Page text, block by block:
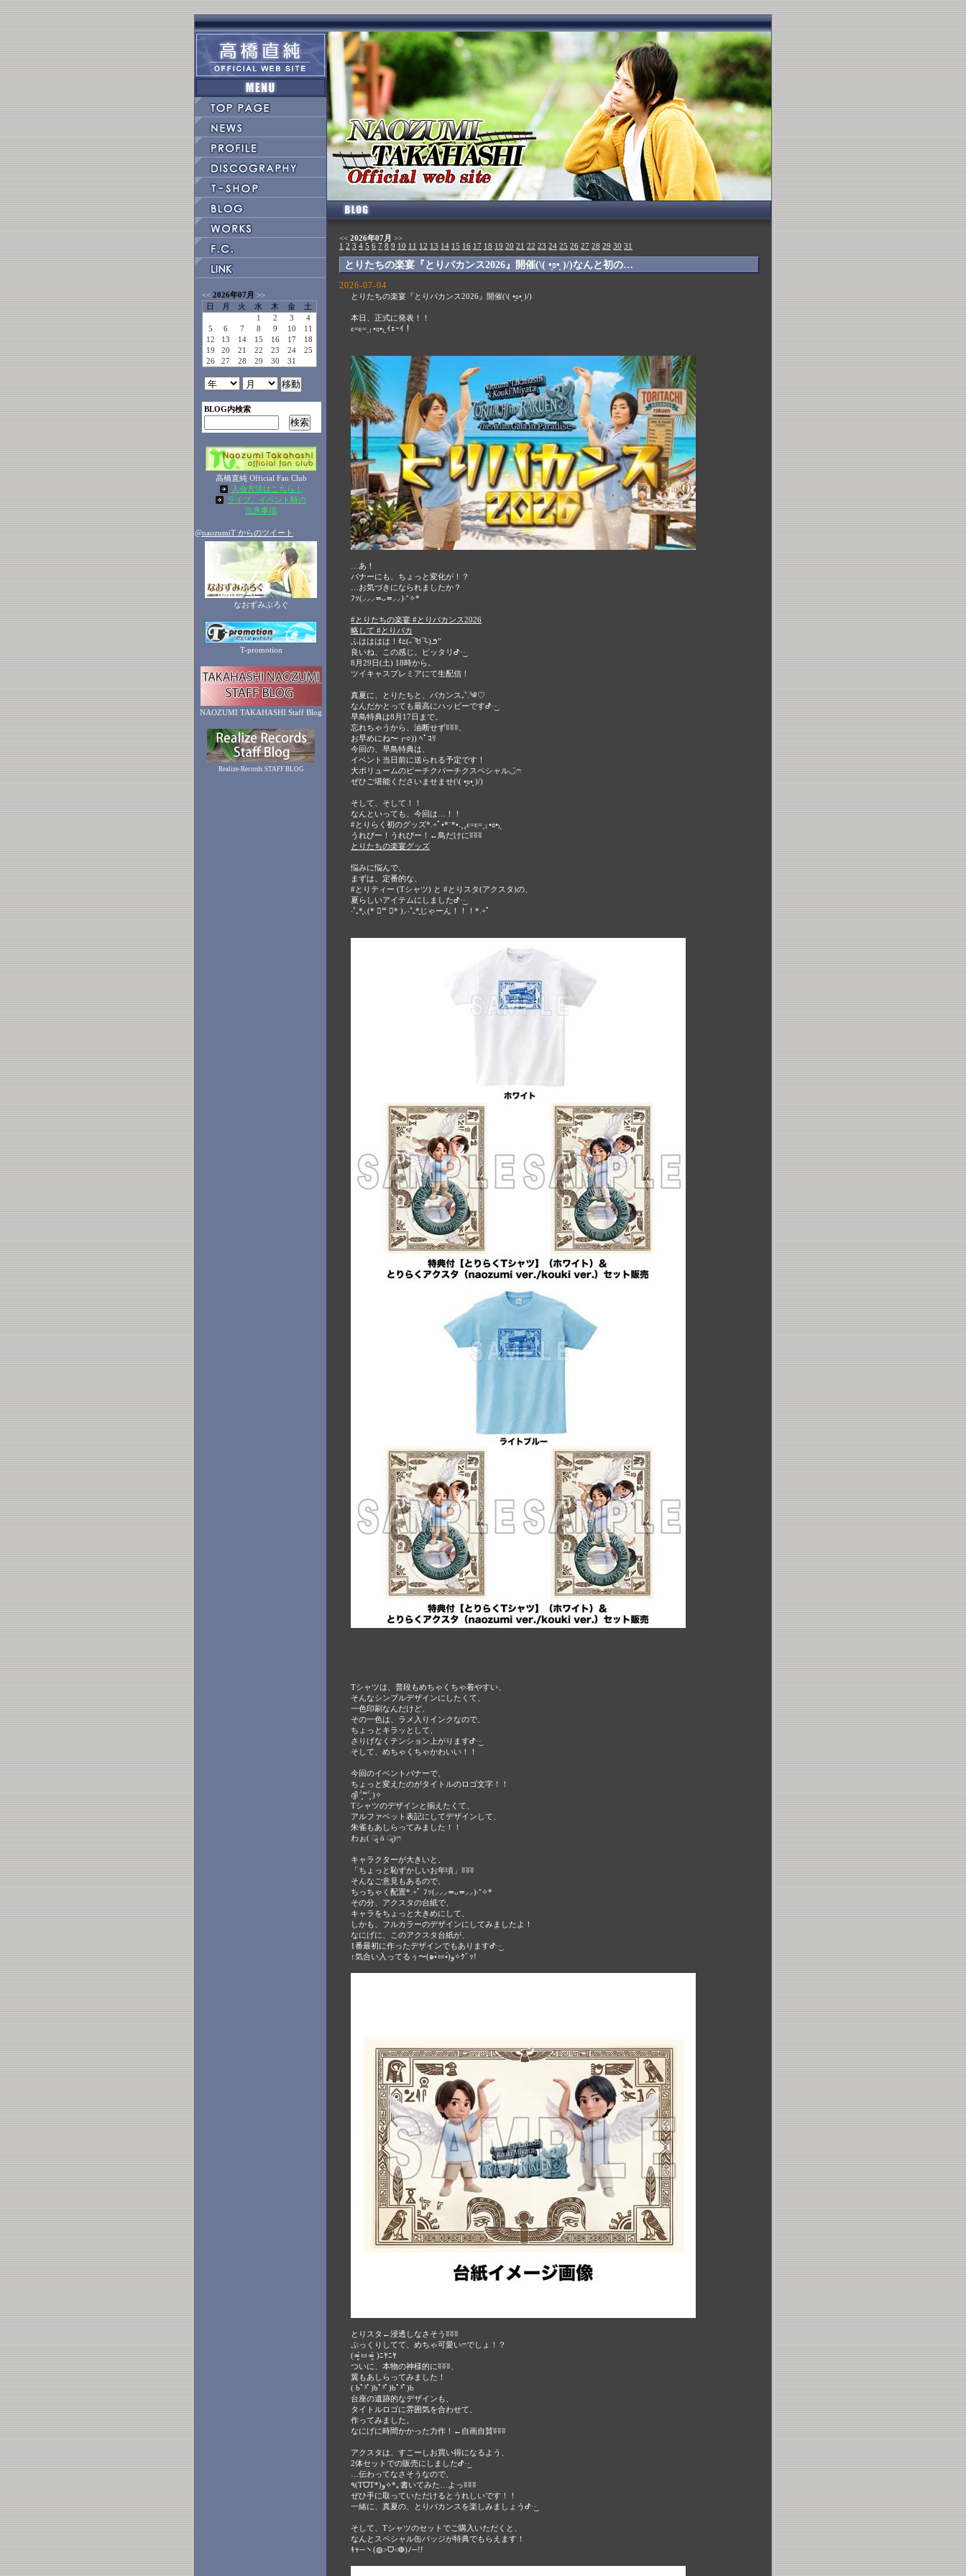
<< 2026年07月 >>
1 2 3 4 5 6 7 8 9 10 11 12 13 14 15 16 17 18 19 20 21 22 23 24 25 26 27 28 29 30 31
とりたちの楽宴『とりバカンス2026』開催(\( •͈ʚ•͈ )/)なんと初の…
2026-07-04
とりたちの楽宴『とりバカンス2026』開催(\( •͈ʚ•͈ )/)
本日、正式に発表！！
ε=ε=ˎ₍ •ɞ•₎ˏｲｪｰｲ！
…あ！
バナーにも、ちょっと変化が！？
…お気づきになられましたか？
ﾌｯ(⸝⸝⸝≖ᴗ≖​⸝⸝)‧⁺✧*
#とりたちの楽宴 #とりバカンス2026
略して #とりバカ
ふはははは！ꉂ೭(˵¯̴͒ꇴ¯̴͒˵)౨”
良いね、この感じ。ピッタリᕷ·͜· ︎︎
8月29日(土) 18時から。
ツイキャスプレミアにて生配信！
真夏に、とりたちと、バカンス₊˚.༄♡
なんだかとっても最高にハッピーですᕷ·͜· ︎︎
早鳥特典は8月17日まで。
忘れちゃうから、油断せずʬʬʬ、
お早めにね〜┏○)) ﾍﾟｺﾘ
今回の、早鳥特典は、
イベント当日前に送られる予定です！
大ボリュームのピーチクパーチクスペシャル◡̈ෆ
ぜひご堪能くださいませませ(\( •͈ʚ•͈ )/)
そして、そして！！
なんといっても、今回は…！！
#とりらく初のグッズ*.+ﾟ•*¨*•.¸¸ε=ε=ˎ₍ •ɞ•₎ˏ
うれぴー！うれぴー！←鳥だけにʬʬʬ
とりたちの楽宴グッズ
悩みに悩んで、
まずは、定番的な、
#とりティー (Tシャツ) と #とりスタ(アクスタ)の、
夏らしいアイテムにしましたᕷ·͜· ︎︎
‧˚₊*̥⸜(* ॑꒳ ॑* )⸝‧˚₊*̥じゃーん！！！*.+ﾟ
Tシャツは、普段もめちゃくちゃ着やすい、
そんなシンプルデザインにしたくて、
一色印刷なんだけど、
その一色は、ラメ入りインクなので、
ちょっとキラッとして、
さりげなくテンション上がりますᕷ·͜· ︎︎
そして、めちゃくちゃかわいい！！
今回のイベントバナーで、
ちょっと変えたのがタイトルのロゴ文字！！
ദ്ദി ˉ͈̀꒳ˉ͈́ )✧
Tシャツのデザインと揃えたくて、
アルファベット表記にしてデザインして、
朱雀もあしらってみました！！
わぉ( ॣ ö ॣ)ෆ
キャラクターが大きいと、
「ちょっと恥ずかしいお年頃」ʬʬʬ
そんなご意見もあるので、
ちっちゃく配置*.+ﾟ ﾌｯ(⸝⸝⸝≖ᴗ≖​⸝⸝)‧⁺✧*
その分、アクスタの台紙で、
キャラをちょっと大きめにして、
しかも、フルカラーのデザインにしてみましたよ！
なにげに、このアクスタ台紙が、
1番最初に作ったデザインでもありますᕷ·͜· ︎︎
↑気合い入ってるぅ〜(๑•̀ㅂ•́)و✧ｸﾞｯ!
とりスタ←浸透しなさそうʬʬʬ
ぷっくりしてて、めちゃ可愛いෆでしょ！？
(≖͈́ㅂ≖͈̀ )ﾆﾔﾆﾔ
ついに、本物の神様的にʬʬʬ、
翼もあしらってみました！
( bﾟ³ﾟ)bﾟ³ﾟ)bﾟ³ﾟ)b
台座の遺跡的なデザインも、
タイトルロゴに雰囲気を合わせて、
作ってみました。
なにげに時間かかった力作！←自画自賛ʬʬʬ
アクスタは、すこーしお買い得になるよう、
2体セットでの販売にしましたᕷ·͜· ︎︎
…伝わってなさそうなので、
٩(TᗜT*)و✧*｡書いてみた…よっʬʬʬ
ぜひ手に取っていただけるとうれしいです！！
一緒に、真夏の、とりバカンスを楽しみましょうᕷ·͜·
そして、Tシャツのセットでご購入いただくと、
なんとスペシャル缶バッジが特典でもらえます！
ｷｬ─ヽ(◍˃ᗜ˂◍)ﾉ─!!
<< 2026年07月 >>
日
月 火 水 木 金
土
1
2 3
4
5
6 7 8 9 10
11
12
13 14 15 16 17
18
19
20 21 22 23 24
25
26
27 28 29 30 31
BLOG内検索
高橋直純 Official Fan Club
入会方法はこちら！
ライブ、イベント時の
注意事項
@naozumiT からのツイート
なおずみぶろぐ
T-promotion
NAOZUMI TAKAHASHI Staff Blog
Realize-Records STAFF BLOG